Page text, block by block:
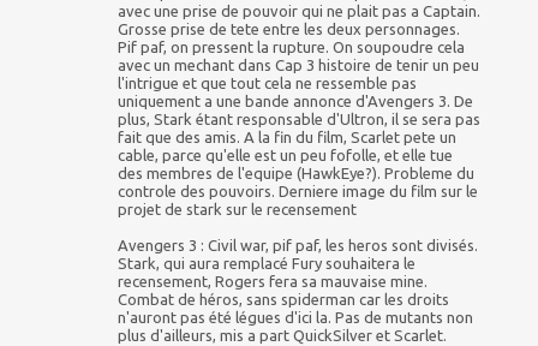
avec une prise de pouvoir qui ne plait pas a Captain.
Grosse prise de tete entre les deux personnages.
Pif paf, on pressent la rupture. On soupoudre cela
avec un mechant dans Cap 3 histoire de tenir un peu
l'intrigue et que tout cela ne ressemble pas
uniquement a une bande annonce d'Avengers 3. De
plus, Stark étant responsable d'Ultron, il se sera pas
fait que des amis. A la fin du film, Scarlet pete un
cable, parce qu'elle est un peu fofolle, et elle tue
des membres de l'equipe (HawkEye?). Probleme du
controle des pouvoirs. Derniere image du film sur le
projet de stark sur le recensement
Avengers 3 : Civil war, pif paf, les heros sont divisés.
Stark, qui aura remplacé Fury souhaitera le
recensement, Rogers fera sa mauvaise mine.
Combat de héros, sans spiderman car les droits
n'auront pas été légues d'ici la. Pas de mutants non
plus d'ailleurs, mis a part QuickSilver et Scarlet.